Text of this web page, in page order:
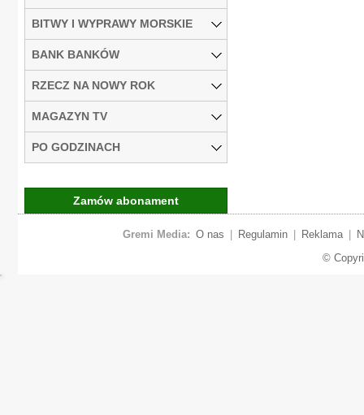
BITWY I WYPRAWY MORSKIE
BANK BANKÓW
RZECZ NA NOWY ROK
MAGAZYN TV
PO GODZINACH
Zamów abonament
Gremi Media: O nas Regulamin Reklama
©